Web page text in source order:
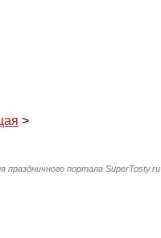
>
праздничного портала SuperTosty.ru